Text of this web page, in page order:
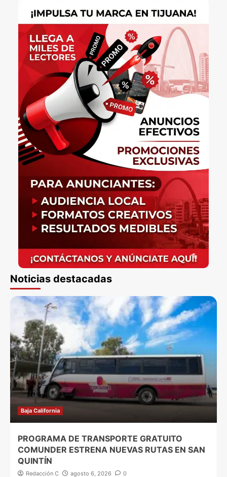
Noticias destacadas
Baja California
PROGRAMA DE TRANSPORTE GRATUITO
COMUNDER ESTRENA NUEVAS RUTAS EN SAN
QUINTÍN
Redacción C agosto 6, 2026 0